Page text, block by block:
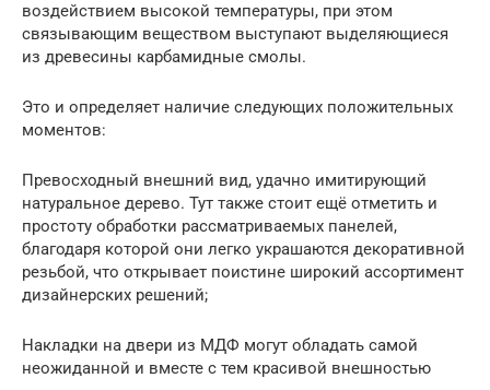
воздействием высокой температуры, при этом
связывающим веществом выступают выделяющиеся
из древесины карбамидные смолы.
Это и определяет наличие следующих положительных
моментов:
Превосходный внешний вид, удачно имитирующий
натуральное дерево. Тут также стоит ещё отметить и
простоту обработки рассматриваемых панелей,
благодаря которой они легко украшаются декоративной
резьбой, что открывает поистине широкий ассортимент
дизайнерских решений;
Накладки на двери из МДФ могут обладать самой
неожиданной и вместе с тем красивой внешностью